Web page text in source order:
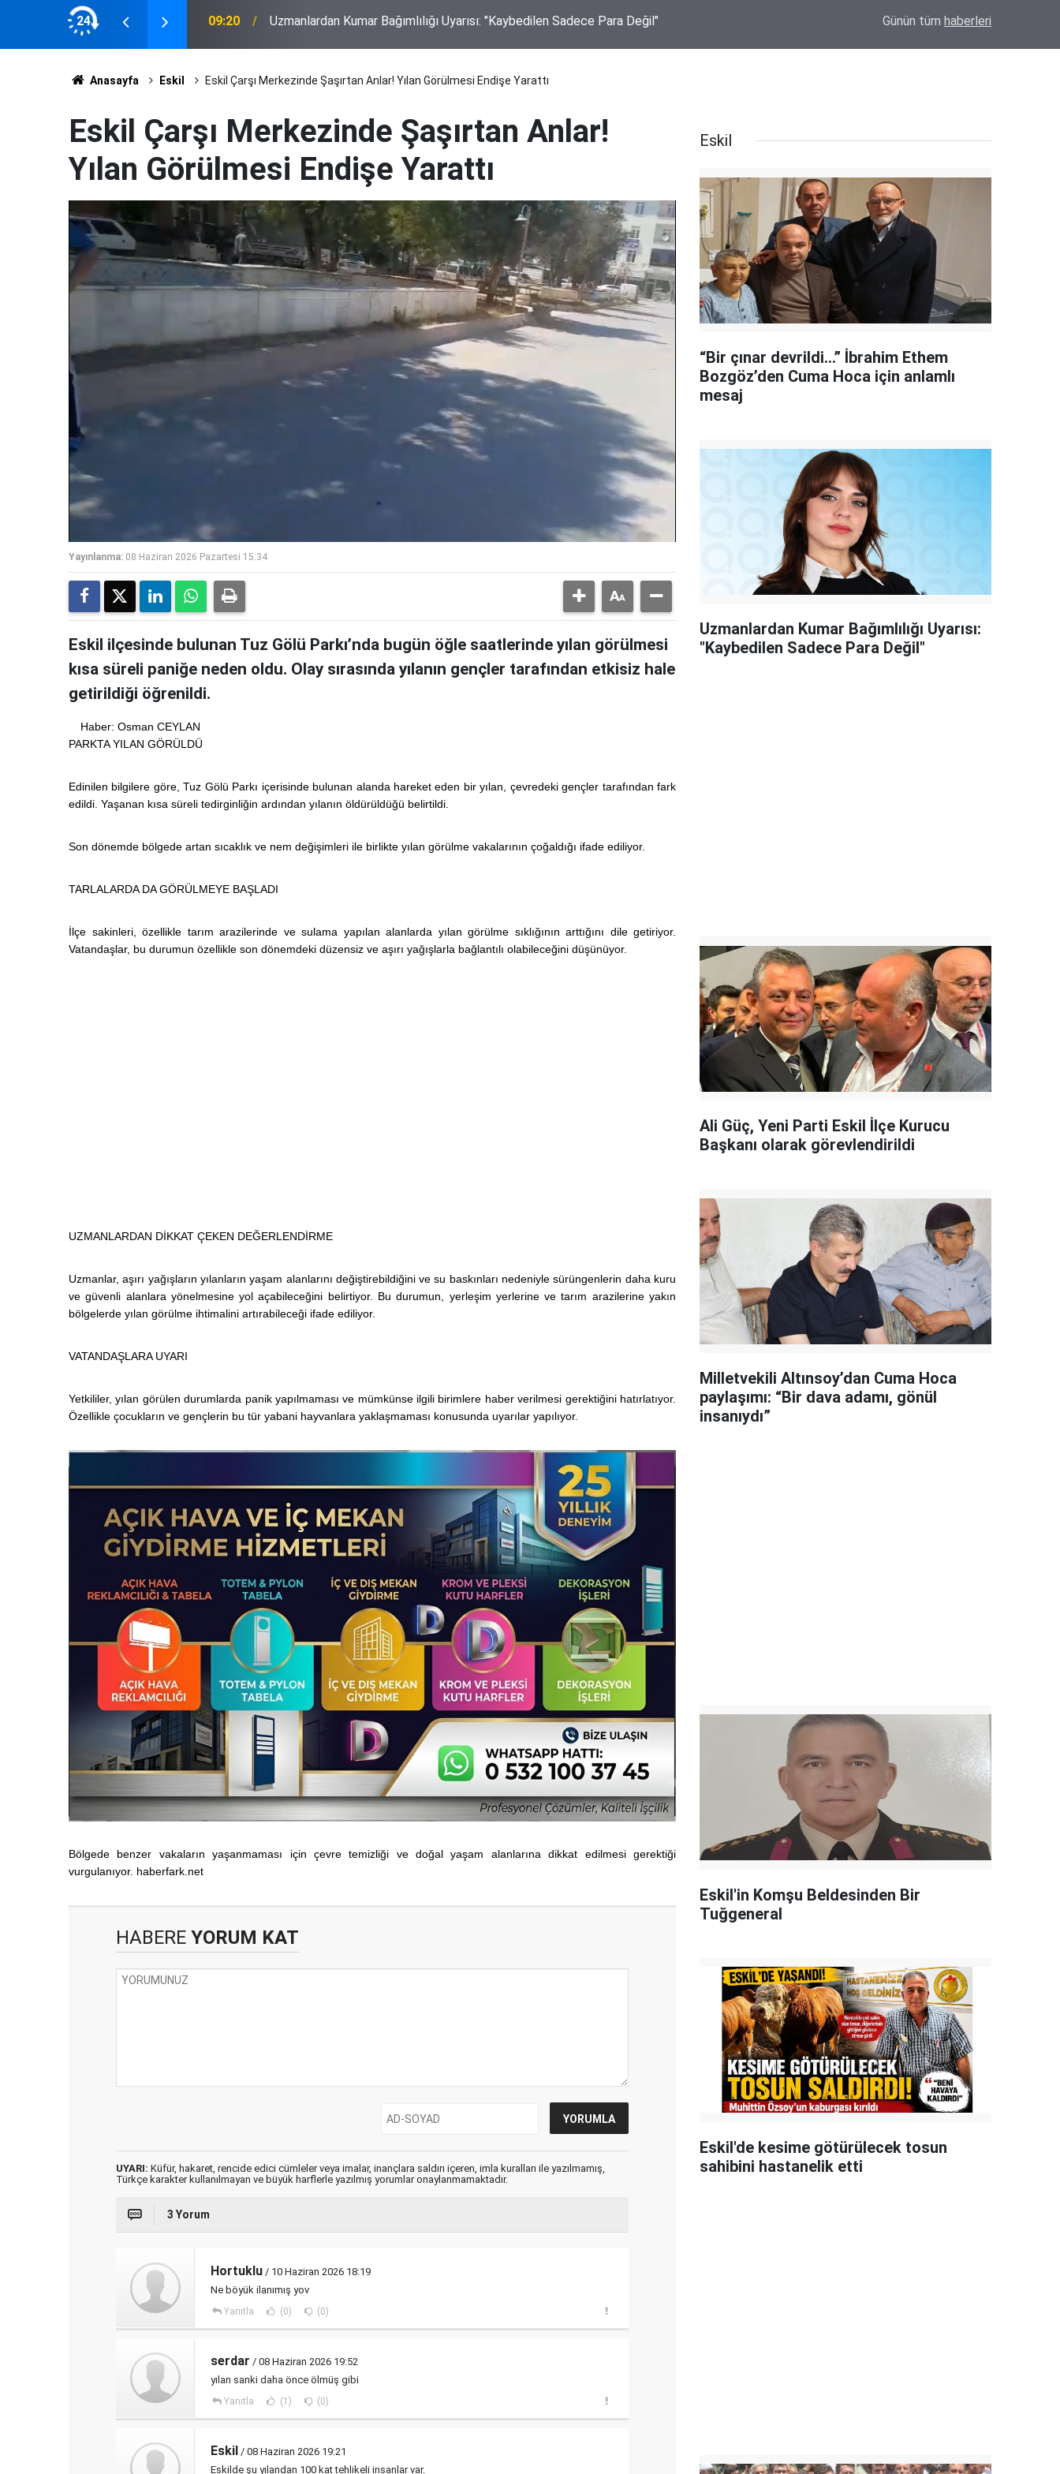
24 09:20 Uzmanlardan Kumar Bağımlılığı Uyarısı: "Kaybedilen Sadece Para Değil" Ali Güç, Yeni Parti Eskil İlçe Kurucu Başkanı
Günün tüm haberleri
Anasayfa Eskil Eskil Çarşı Merkezinde Şaşırtan Anlar! Yılan Görülmesi Endişe Yarattı
Eskil Çarşı Merkezinde Şaşırtan Anlar!
Yılan Görülmesi Endişe Yarattı
Yayınlanma: 08 Haziran 2026 Pazartesi 15:34
Eskil ilçesinde bulunan Tuz Gölü Parkı’nda bugün öğle saatlerinde yılan görülmesi
kısa süreli paniğe neden oldu. Olay sırasında yılanın gençler tarafından etkisiz hale
getirildiği öğrenildi.
Haber: Osman CEYLAN
PARKTA YILAN GÖRÜLDÜ
Edinilen bilgilere göre, Tuz Gölü Parkı içerisinde bulunan alanda hareket eden bir yılan, çevredeki gençler tarafından fark
edildi. Yaşanan kısa süreli tedirginliğin ardından yılanın öldürüldüğü belirtildi.
Son dönemde bölgede artan sıcaklık ve nem değişimleri ile birlikte yılan görülme vakalarının çoğaldığı ifade ediliyor.
TARLALARDA DA GÖRÜLMEYE BAŞLADI
İlçe sakinleri, özellikle tarım arazilerinde ve sulama yapılan alanlarda yılan görülme sıklığının arttığını dile getiriyor.
Vatandaşlar, bu durumun özellikle son dönemdeki düzensiz ve aşırı yağışlarla bağlantılı olabileceğini düşünüyor.
UZMANLARDAN DİKKAT ÇEKEN DEĞERLENDİRME
Uzmanlar, aşırı yağışların yılanların yaşam alanlarını değiştirebildiğini ve su baskınları nedeniyle sürüngenlerin daha kuru
ve güvenli alanlara yönelmesine yol açabileceğini belirtiyor. Bu durumun, yerleşim yerlerine ve tarım arazilerine yakın
bölgelerde yılan görülme ihtimalini artırabileceği ifade ediliyor.
VATANDAŞLARA UYARI
Yetkililer, yılan görülen durumlarda panik yapılmaması ve mümkünse ilgili birimlere haber verilmesi gerektiğini hatırlatıyor.
Özellikle çocukların ve gençlerin bu tür yabani hayvanlara yaklaşmaması konusunda uyarılar yapılıyor.
Bölgede benzer vakaların yaşanmaması için çevre temizliği ve doğal yaşam alanlarına dikkat edilmesi gerektiği
vurgulanıyor. haberfark.net
HABERE YORUM KAT
UYARI: Küfür, hakaret, rencide edici cümleler veya imalar, inançlara saldırı içeren, imla kuralları ile yazılmamış,
Türkçe karakter kullanılmayan ve büyük harflerle yazılmış yorumlar onaylanmamaktadır.
3 Yorum
Hortuklu / 10 Haziran 2026 18:19
Ne böyük ilanımış yov
Yanıtla (0) (0)
serdar / 08 Haziran 2026 19:52
yılan sanki daha önce ölmüş gibi
Yanıtla (1) (0)
Eskil / 08 Haziran 2026 19:21
Eskilde şu yılandan 100 kat tehlikeli insanlar var.
Eskil
“Bir çınar devrildi…” İbrahim Ethem
Bozgöz’den Cuma Hoca için anlamlı
mesaj
Uzmanlardan Kumar Bağımlılığı Uyarısı:
"Kaybedilen Sadece Para Değil"
Ali Güç, Yeni Parti Eskil İlçe Kurucu
Başkanı olarak görevlendirildi
Milletvekili Altınsoy’dan Cuma Hoca
paylaşımı: “Bir dava adamı, gönül
insanıydı”
Eskil'in Komşu Beldesinden Bir
Tuğgeneral
Eskil'de kesime götürülecek tosun
sahibini hastanelik etti